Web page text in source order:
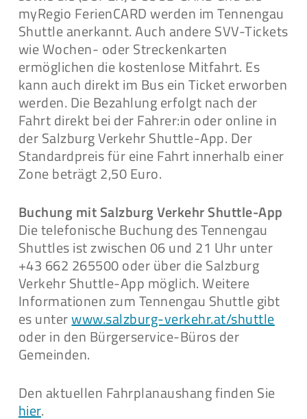
myRegio FerienCARD werden im Tennengau
Shuttle anerkannt. Auch andere SVV-Tickets
wie Wochen- oder Streckenkarten
ermöglichen die kostenlose Mitfahrt. Es
kann auch direkt im Bus ein Ticket erworben
werden. Die Bezahlung erfolgt nach der
Fahrt direkt bei der Fahrer:in oder online in
der Salzburg Verkehr Shuttle-App. Der
Standardpreis für eine Fahrt innerhalb einer
Zone beträgt 2,50 Euro.
Buchung mit Salzburg Verkehr Shuttle-App
Die telefonische Buchung des Tennengau
Shuttles ist zwischen 06 und 21 Uhr unter
+43 662 265500 oder über die Salzburg
Verkehr Shuttle-App möglich. Weitere
Informationen zum Tennengau Shuttle gibt
es unterwww.salzburg-verkehr.at/shuttle
oder in den Bürgerservice-Büros der
Gemeinden.
Den aktuellen Fahrplanaushang finden Sie
hier.